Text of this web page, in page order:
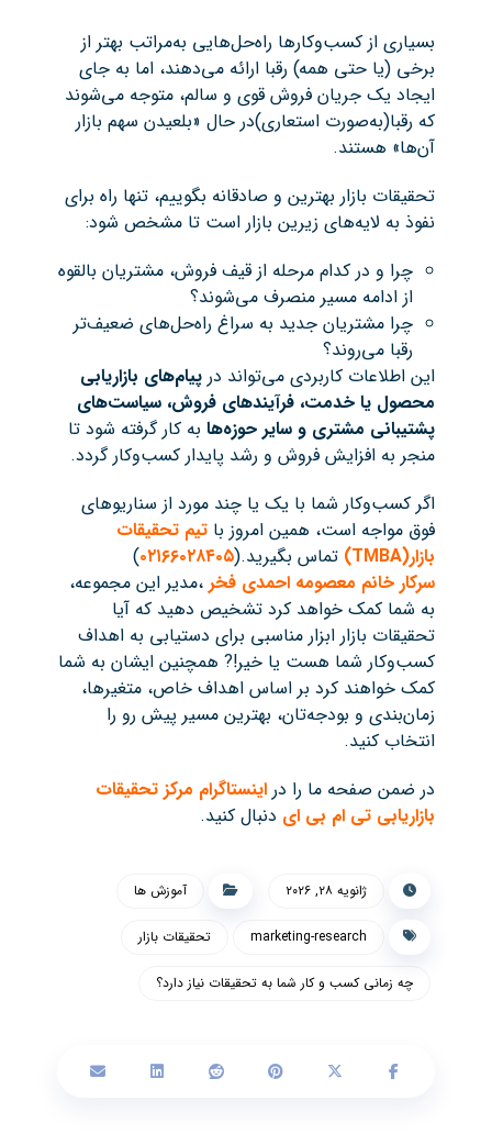
بسیاری از کسب‌وکارها راه‌حل‌هایی به‌مراتب بهتر از
برخی (یا حتی همه) رقبا ارائه می‌دهند، اما به جای
ایجاد یک جریان فروش قوی و سالم، متوجه می‌شوند
که رقبا(به‌صورت استعاری)در حال «بلعیدن سهم بازار
آن‌ها» هستند.
تحقیقات بازار بهترین و صادقانه بگوییم، تنها راه برای
نفوذ به لایه‌های زیرین بازار است تا مشخص شود:
چرا و در کدام مرحله از قیف فروش، مشتریان بالقوه
از ادامه مسیر منصرف می‌شوند؟
چرا مشتریان جدید به سراغ راه‌حل‌های ضعیف‌تر
رقبا می‌روند؟
این اطلاعات کاربردی می‌تواند درپیام‌های بازاریابی
محصول یا خدمت، فرآیندهای فروش، سیاست‌های
پشتیبانی مشتری و سایر حوزه‌ها به کار گرفته شود تا
منجر به افزایش فروش و رشد پایدار کسب‌وکار گردد.
اگر کسب‌وکار شما با یک یا چند مورد از سناریوهای
فوق مواجه است، همین امروز باتیم تحقیقات
بازار(TMBA) تماس بگیرید.(۰۲۱۶۶۰۲۸۴۰۵)
سرکار خانم معصومه احمدی فخر،مدیر این مجموعه،
به شما کمک خواهد کرد تشخیص دهید که آیا
تحقیقات بازار ابزار مناسبی برای دستیابی به اهداف
کسب‌وکار شما هست یا خیر!? همچنین ایشان به شما
کمک خواهند کرد بر اساس اهداف خاص، متغیرها،
زمان‌بندی و بودجه‌تان، بهترین مسیر پیش رو را
انتخاب کنید.
در ضمن صفحه ما را دراینستاگرام مرکز تحقیقات
بازاریابی تی ام بی ای دنبال کنید.
ژانویه ۲۸, ۲۰۲۶ آموزش ها
marketing-research تحقیقات بازار
چه زمانی کسب و کار شما به تحقیقات نیاز دارد؟